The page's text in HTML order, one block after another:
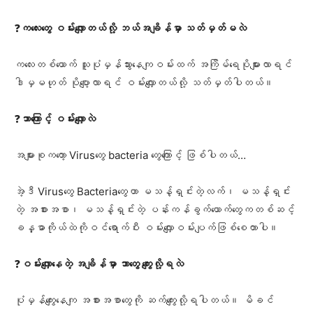
❓ ကလေးတွေ ဝမ်း​လျှောတယ်လို့ ဘယ်အချိန်မှာ သတ်မှတ်မလဲ
က​​လေးတစ်​ယောက် သူပုံမှန်သွား​နေကျဝမ်းထက် အကြိမ်​​ရေပိုများလာရင်
ဒါမှမဟုတ် ပို​ပျော့လာရင် ဝမ်း​လျှောတယ်လို့ သတ်မှတ်ပါတယ်။
❓ ဘာ​ကြောင့် ဝမ်း​လျှောလဲ
အများစုက​တော့ Virus​တွေ bacteria ​တွေ​ကြောင့် ဖြစ်ပါတယ်…
အဲ့ဒီ Virus​တွေ Bacteria​တွေဟာ မသန့်ရှင်းတဲ့လက်၊ မသန့်ရှင်း
တဲ့ အစားအစာ၊ မသန့်ရှင်းတဲ့ ပန်းကန်ခွက်​ယောက်​တွေကတစ်ဆင့်
ခန္ဓာကိုယ်ထဲကိုဝင်​ရောက်ပီး ဝမ်း​လျှောဝမ်းပျက်​ဖြစ်​စေတာပါ။
❓ ဝမ်း​လျှော​နေတဲ့ အချိန်မှာ ဘာ​တွေ ​ကျွေးလို့ရလဲ
ပုံမှန်​ကျွေး​နေကျ အစားအစာ​တွေကို ဆက်​ကျွေးလို့ရပါတယ်။ ​မိခင်